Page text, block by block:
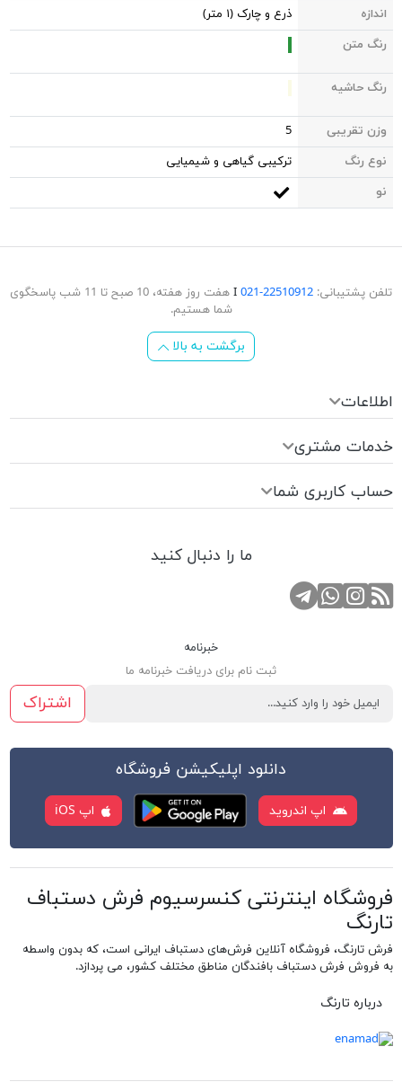
اندازه
ذرع و چارک (۱ متر)
رنگ متن
رنگ حاشیه
وزن تقریبی
5
نوع رنگ
ترکیبی گیاهی و شیمیایی
نو
تلفن پشتیبانی: 22510912-021
هفت روز هفته، 10 صبح تا 11 شب پاسخگوی
شما هستیم.
برگشت به بالا
اطلاعات
خدمات مشتری
حساب کاربری شما
ما را دنبال کنید
RSSصفحه اینستاگرام
تماس با واتس اپ
کانال تلگرام
خبرنامه
ثبت نام برای دریافت خبرنامه ما
اشتراک
دانلود اپلیکیشن فروشگاه
اپ اندروید اپ iOS
فروشگاه اینترنتی کنسرسیوم فرش دستباف
تارنگ
فرش تارنگ، فروشگاه آنلاین فرش‌های دستباف ایرانی است، که بدون واسطه
به فروش فرش دستباف بافندگان مناطق مختلف کشور، می پردازد.
درباره تارنگ